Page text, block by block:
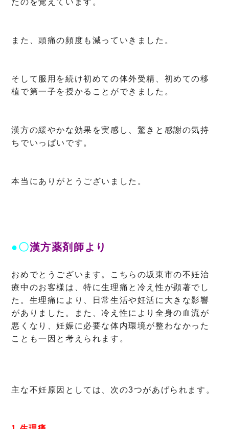
たのを覚えています。
また、頭痛の頻度も減っていきました。
そして服用を続け初めての体外受精、初めての移
植で第一子を授かることができました。
漢方の緩やかな効果を実感し、驚きと感謝の気持
ちでいっぱいです。
本当にありがとうございました。
●〇漢方薬剤師より
おめでとうございます。こちらの坂東市の不妊治
療中のお客様は、特に生理痛と冷え性が顕著でし
た。生理痛により、日常生活や妊活に大きな影響
がありました。また、冷え性により全身の血流が
悪くなり、妊娠に必要な体内環境が整わなかった
ことも一因と考えられます。
主な不妊原因としては、次の3つがあげられます。